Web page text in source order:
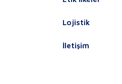
Lojistik
İletişim